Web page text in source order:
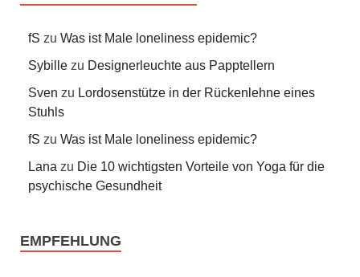
fS zu Was ist Male loneliness epidemic?
Sybille zu Designerleuchte aus Papptellern
Sven zu Lordosenstütze in der Rückenlehne eines
Stuhls
fS zu Was ist Male loneliness epidemic?
Lana zu Die 10 wichtigsten Vorteile von Yoga für die
psychische Gesundheit
EMPFEHLUNG